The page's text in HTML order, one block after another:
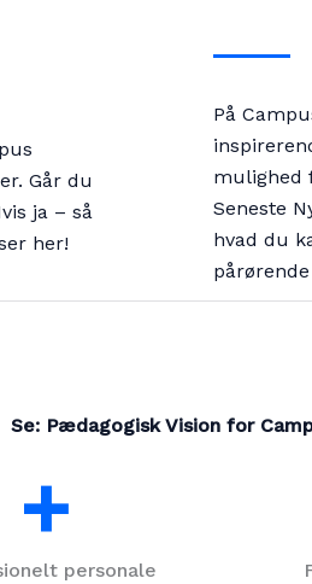
Går du
ja – så
her!
På
mulighed
Seneste
hvad du
Se: Pædagogisk Vision for
+
personale